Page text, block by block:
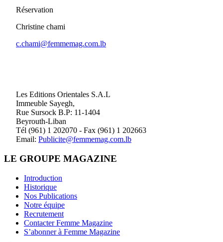
Réservation
Christine chami
c.chami@femmemag.com.lb
Les Editions Orientales S.A.L
Immeuble Sayegh,
Rue Sursock B.P: 11-1404
Beyrouth-Liban
Tél (961) 1 202070 - Fax (961) 1 202663
Email: Publicite@femmemag.com.lb
LE GROUPE MAGAZINE
Introduction
Historique
Nos Publications
Notre équipe
Recrutement
Contacter Femme Magazine
S’abonner à Femme Magazine